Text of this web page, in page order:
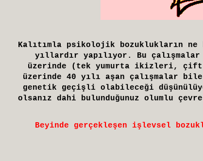
Kalıtımla psikolojik bozuklukların ne
yıllardır yapılıyor. Bu
üzerinde (tek yumurta ikizleri,
üzerinde 40 yılı aşan çalışmalar
genetik geçişli olabileceği
olsanız dahi bulunduğunuz olumlu
Beyinde gerçekleşen işlevsel